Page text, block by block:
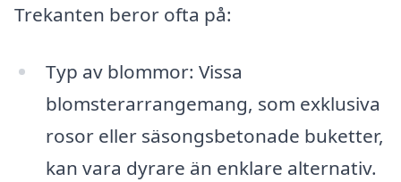
Trekanten beror ofta på:
Typ av blommor: Vissa
blomsterarrangemang, som exklusiva
rosor eller säsongsbetonade buketter,
kan vara dyrare än enklare alternativ.